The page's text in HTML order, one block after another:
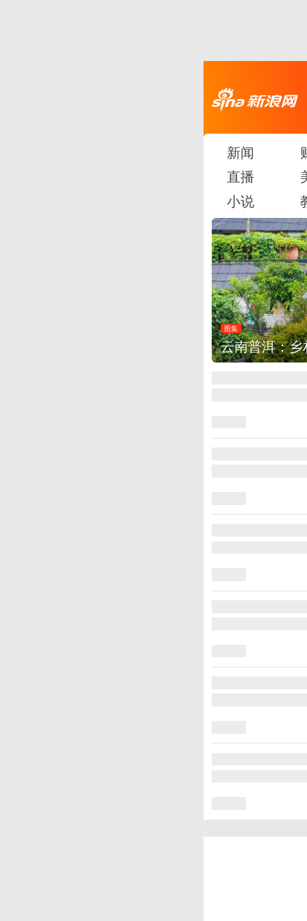
新闻
直播
小说
图集
安徽长